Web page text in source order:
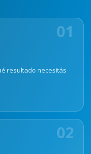
01
resultado necesitás
02